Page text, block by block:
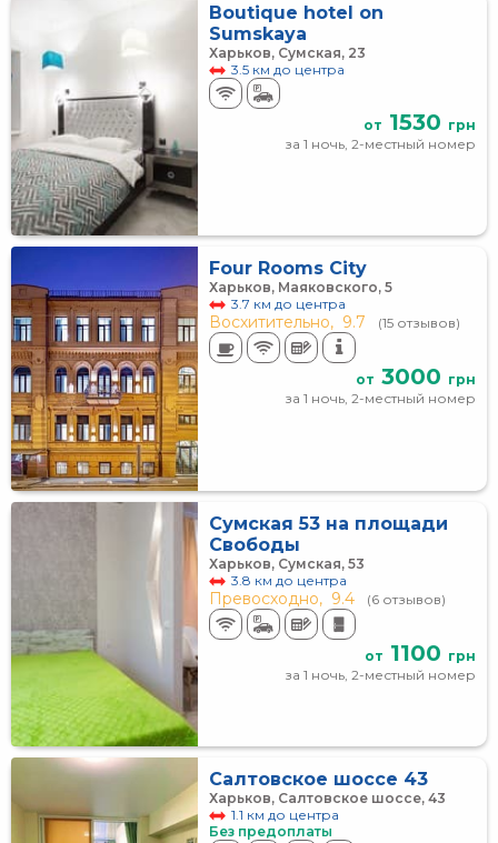
Boutique hotel on
Sumskaya
Харьков, Сумская, 23
3.5 км до центра
от 1530 грн
за 1 ночь, 2-местный номер
Four Rooms City
Харьков, Маяковского, 5
3.7 км до центра
Восхитительно, 9.7 (15 отзывов)
от 3000 грн
за 1 ночь, 2-местный номер
Сумская 53 на площади
Свободы
Харьков, Сумская, 53
3.8 км до центра
Превосходно, 9.4 (6 отзывов)
от 1100 грн
за 1 ночь, 2-местный номер
Салтовское шоссе 43
Харьков, Салтовское шоссе, 43
1.1 км до центра
Без предоплаты